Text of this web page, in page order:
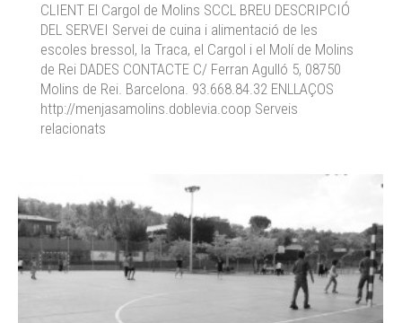
CLIENT El Cargol de Molins SCCL BREU DESCRIPCIÓ
DEL SERVEI Servei de cuina i alimentació de les
escoles bressol, la Traca, el Cargol i el Molí de Molins
de Rei DADES CONTACTE C/ Ferran Agulló 5, 08750
Molins de Rei. Barcelona. 93.668.84.32 ENLLAÇOS
http://menjasamolins.doblevia.coop Serveis
relacionats